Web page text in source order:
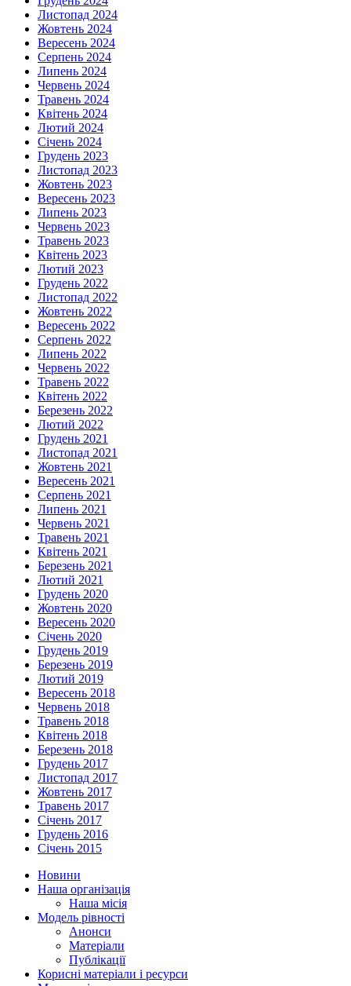
Листопад 2024
Жовтень 2024
Вересень 2024
Серпень 2024
Липень 2024
Червень 2024
Травень 2024
Квітень 2024
Лютий 2024
Січень 2024
Грудень 2023
Листопад 2023
Жовтень 2023
Вересень 2023
Липень 2023
Червень 2023
Травень 2023
Квітень 2023
Лютий 2023
Грудень 2022
Листопад 2022
Жовтень 2022
Вересень 2022
Серпень 2022
Липень 2022
Червень 2022
Травень 2022
Квітень 2022
Березень 2022
Лютий 2022
Грудень 2021
Листопад 2021
Жовтень 2021
Вересень 2021
Серпень 2021
Липень 2021
Червень 2021
Травень 2021
Квітень 2021
Березень 2021
Лютий 2021
Грудень 2020
Жовтень 2020
Вересень 2020
Січень 2020
Грудень 2019
Березень 2019
Лютий 2019
Вересень 2018
Червень 2018
Травень 2018
Квітень 2018
Березень 2018
Грудень 2017
Листопад 2017
Жовтень 2017
Травень 2017
Січень 2017
Грудень 2016
Січень 2015
Новини
Наша організація
Наша місія
Модель рівності
Анонси
Матеріали
Публікації
Корисні матеріали і ресурси